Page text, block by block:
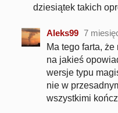
dziesiątek takich
Aleks99 7
Ma tego farta,
na jakieś
wersje typu
nie w
wszystkimi